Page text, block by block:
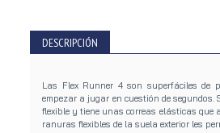
DESCRIPCIÓN
Las Flex Runner 4 son superfáciles de
empezar a jugar en cuestión de segundos.
flexible y tiene unas correas elásticas que
ranuras flexibles de la suela exterior les